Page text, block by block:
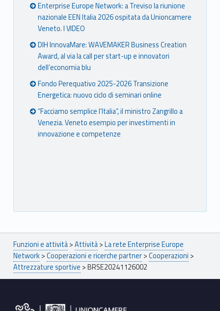
Enterprise Europe Network: a Treviso la riunione
nazionale EEN Italia 2026 ospitata da Unioncamere
Veneto. I VIDEO
DIH InnovaMare: WAVEMAKER Business Creation
Award, al via la call per start-up e innovatori
dell’economia blu
Fondo Perequativo 2025-2026 Transizione
Energetica: nuovo ciclo di seminari online
“Facciamo semplice l’Italia”, il ministro Zangrillo a
Venezia. Veneto esempio per investimenti in
innovazione e competenze
Breadcrumbs navigation
Funzioni e attività>Attività>La rete Enterprise Europe
Network>Cooperazioni e ricerche partner>Cooperazioni >
Attrezzature sportive >BRSE20241126002